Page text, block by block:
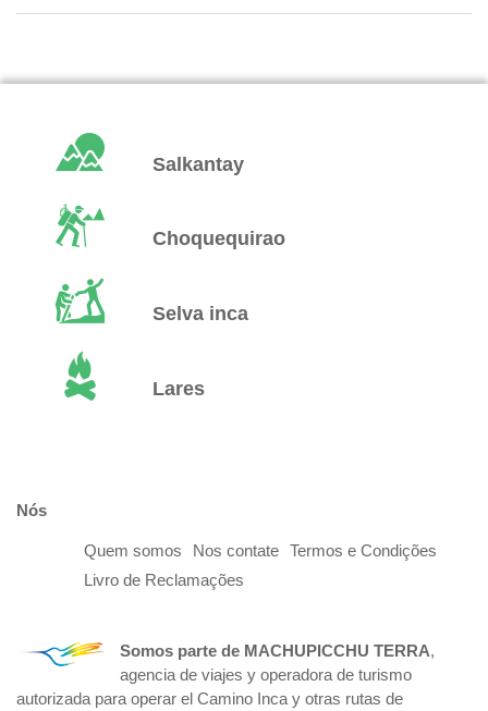
Salkantay
Choquequirao
Selva inca
Lares
Nós
Quem somos Nos contate
Termos e Condições
Livro de Reclamações
Somos parte de MACHUPICCHU TERRA,
agencia de viajes y operadora de turismo
autorizada para operar el Camino Inca y otras rutas de